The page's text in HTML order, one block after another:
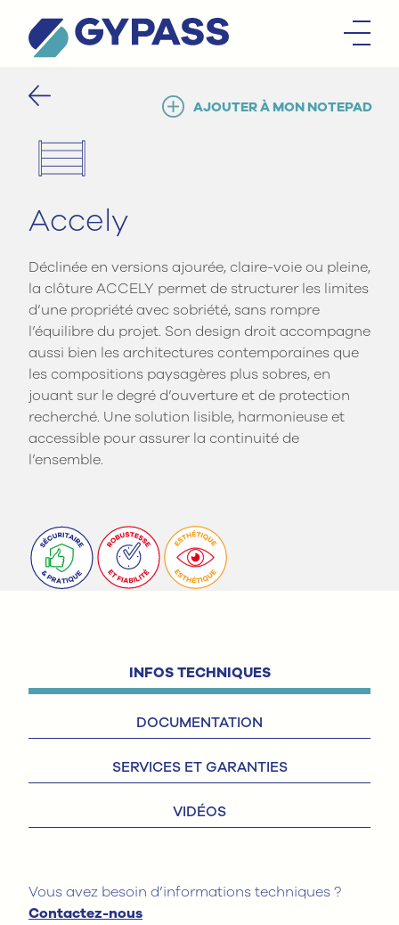
AJOUTER À MON NOTEPAD
Accely
Déclinée en versions ajourée, claire-voie ou pleine,
la clôture ACCELY permet de structurer les limites
d’une propriété avec sobriété, sans rompre
l’équilibre du projet. Son design droit accompagne
aussi bien les architectures contemporaines que
les compositions paysagères plus sobres, en
jouant sur le degré d’ouverture et de protection
recherché. Une solution lisible, harmonieuse et
accessible pour assurer la continuité de
l’ensemble.
INFOS TECHNIQUES
DOCUMENTATION
SERVICES ET GARANTIES
VIDÉOS
Vous avez besoin d’informations techniques ?
Contactez-nous